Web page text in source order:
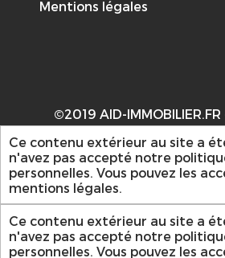
Mentions légales
©2019 AID-IMMOBILIER.FR
Ce contenu extérieur au site a
n'avez pas accepté notre
personnelles. Vous pouvez les
mentions légales.
Ce contenu extérieur au site a
n'avez pas accepté notre
personnelles. Vous pouvez les